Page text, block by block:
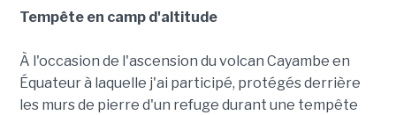
Tempête en camp d'altitude
À l'occasion de l'ascension du volcan Cayambe en
Équateur à laquelle j'ai participé, protégés derrière
les murs de pierre d'un refuge durant une tempête